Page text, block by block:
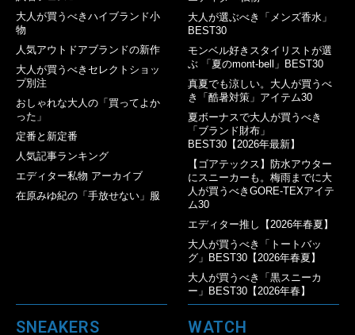
大人が買うべきハイブランド小
物
人気アウトドアブランドの新作
大人が買うべきセレクトショッ
プ別注
おしゃれな大人の「買ってよか
った」
定番と新定番
人気記事ランキング
エディター私物 アーカイブ
在原みゆ紀の「手放せない」服
大人が選ぶべき「メンズ香水」
BEST30
モンベル好きスタイリストが選
ぶ 「夏のmont-bell」BEST30
真夏でも涼しい。大人が買うべ
き「酷暑対策」アイテム30
夏ボーナスで大人が買うべき
「ブランド財布」
BEST30【2026年最新】
【ゴアテックス】防水アウター
にスニーカーも。梅雨までに大
人が買うべきGORE-TEXアイテ
ム30
エディター推し【2026年春夏】
大人が買うべき「トートバッ
グ」BEST30【2026年春夏】
大人が買うべき「黒スニーカ
ー」BEST30【2026年春】
SNEAKERS WATCH